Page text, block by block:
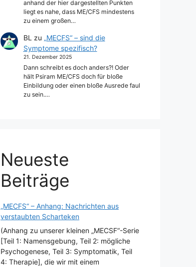
anhand der hier dargestellten Punkten
liegt es nahe, dass ME/CFS mindestens
zu einem großen…
BL zu „MECFS“ – sind die
Symptome spezifisch?
21. Dezember 2025
Dann schreibt es doch anders?! Oder
hält Psiram ME/CFS doch für bloße
Einbildung oder einen bloße Ausrede faul
zu sein.…
Neueste
Beiträge
„MECFS“ – Anhang: Nachrichten aus
verstaubten Scharteken
(Anhang zu unserer kleinen „MECSF“-Serie
[Teil 1: Namensgebung, Teil 2: mögliche
Psychogenese, Teil 3: Symptomatik, Teil
4: Therapie], die wir mit einem